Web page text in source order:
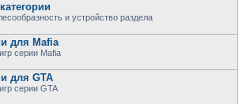
и устройство раздела
для Mafia
серии Mafia
для GTA
серии GTA